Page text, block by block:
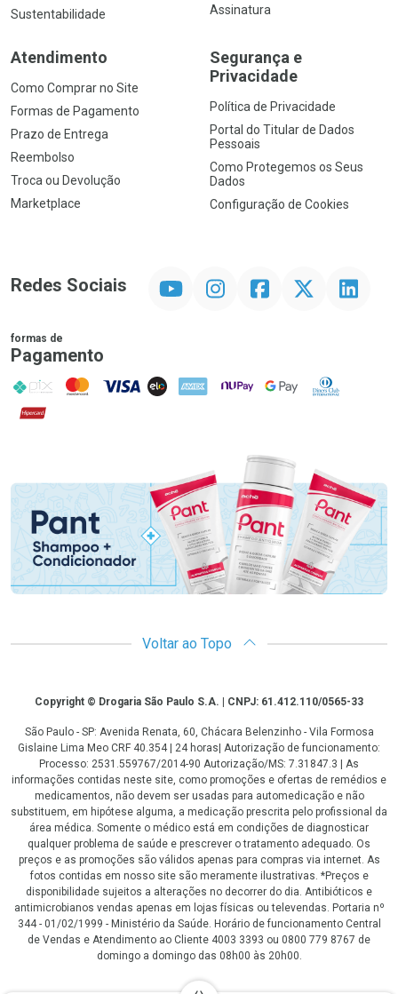
Sustentabilidade
Assinatura
Atendimento
Como Comprar no Site
Formas de Pagamento
Prazo de Entrega
Reembolso
Troca ou Devolução
Marketplace
Segurança e
Privacidade
Política de Privacidade
Portal do Titular de Dados
Pessoais
Como Protegemos os Seus
Dados
Configuração de Cookies
Redes Sociais InstagramFacebookTwitter Linkedin
formas de
Pagamento
PIX MasterCard
VISA ELO AMEX NuPay Google PayDiners Club
Hipercard
Voltar ao Topo
CopyrightCopyright © Drogaria São Paulo S.A. | CNPJ: 61.412.110/0565-33
São Paulo - SP: Avenida Renata, 60, Chácara Belenzinho - Vila Formosa
Gislaine Lima Meo CRF 40.354 | 24 horas| Autorização de funcionamento:
Processo: 2531.559767/2014-90 Autorização/MS: 7.31847.3 | As
informações contidas neste site, como promoções e ofertas de remédios e
medicamentos, não devem ser usadas para automedicação e não
substituem, em hipótese alguma, a medicação prescrita pelo profissional da
área médica. Somente o médico está em condições de diagnosticar
qualquer problema de saúde e prescrever o tratamento adequado. Os
preços e as promoções são válidos apenas para compras via internet. As
fotos contidas em nosso site são meramente ilustrativas. *Preços e
disponibilidade sujeitos a alterações no decorrer do dia. Antibióticos e
antimicrobianos vendas apenas em lojas físicas ou televendas. Portaria nº
344 - 01/02/1999 - Ministério da Saúde. Horário de funcionamento Central
de Vendas e Atendimento ao Cliente 4003 3393 ou 0800 779 8767 de
domingo a domingo das 08h00 às 20h00.
LGPD Aceite os Cookies